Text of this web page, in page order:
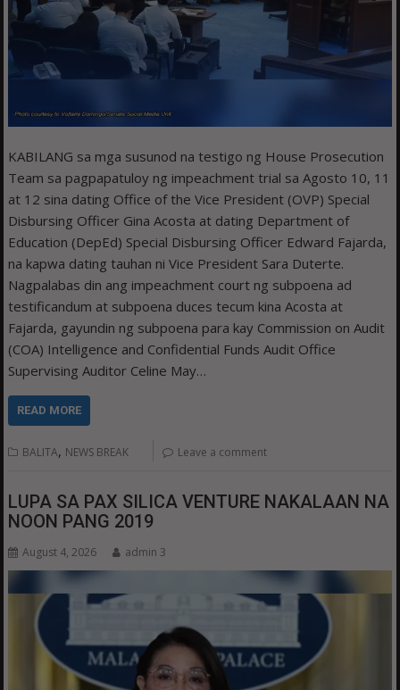
KABILANG sa mga susunod na testigo ng House Prosecution
Team sa pagpapatuloy ng impeachment trial sa Agosto 10, 11
at 12 sina dating Office of the Vice President (OVP) Special
Disbursing Officer Gina Acosta at dating Department of
Education (DepEd) Special Disbursing Officer Edward Fajarda,
na kapwa dating tauhan ni Vice President Sara Duterte.
Nagpalabas din ang impeachment court ng subpoena ad
testificandum at subpoena duces tecum kina Acosta at
Fajarda, gayundin ng subpoena para kay Commission on Audit
(COA) Intelligence and Confidential Funds Audit Office
Supervising Auditor Celine May…
READ MORE
BALITA, NEWS BREAK Leave a comment
LUPA SA PAX SILICA VENTURE NAKALAAN NA
NOON PANG 2019
August 4, 2026 admin 3